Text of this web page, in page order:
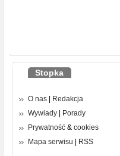
Stopka
O nas
Redakcja
Wywiady
Porady
Prywatność & cookies
Mapa serwisu
RSS